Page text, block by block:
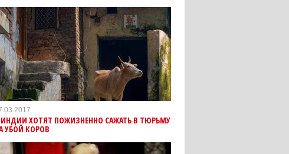
ХОТЯТ ПОЖИЗНЕННО САЖАТЬ В ТЮРЬМУ
УБОЙ КОРОВ